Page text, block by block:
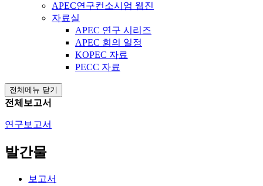
APEC연구컨소시엄 웹진
자료실
APEC 연구 시리즈
APEC 회의 일정
KOPEC 자료
PECC 자료
전체메뉴 닫기
전체보고서
연구보고서
발간물
보고서